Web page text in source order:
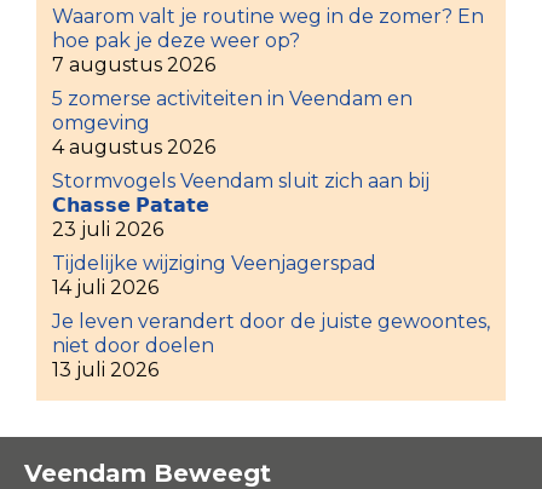
Waarom valt je routine weg in de zomer? En
hoe pak je deze weer op?
7 augustus 2026
5 zomerse activiteiten in Veendam en
omgeving
4 augustus 2026
Stormvogels Veendam sluit zich aan bij
𝗖𝗵𝗮𝘀𝘀𝗲 𝗣𝗮𝘁𝗮𝘁𝗲
23 juli 2026
Tijdelijke wijziging Veenjagerspad
14 juli 2026
Je leven verandert door de juiste gewoontes,
niet door doelen
13 juli 2026
Veendam Beweegt